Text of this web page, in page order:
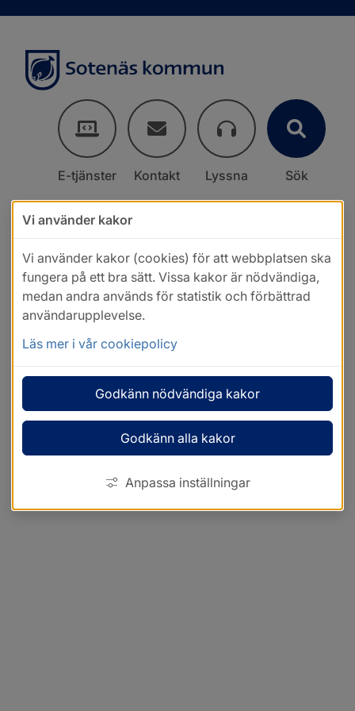
E-tjänster Kontakt Lyssna Sök
Vi använder kakor
Vi använder kakor (cookies) för att webbplatsen ska
fungera på ett bra sätt. Vissa kakor är nödvändiga,
medan andra används för statistik och förbättrad
användarupplevelse.
Läs mer i vår cookiepolicy
Godkänn nödvändiga kakor
Godkänn alla kakor
Anpassa inställningar